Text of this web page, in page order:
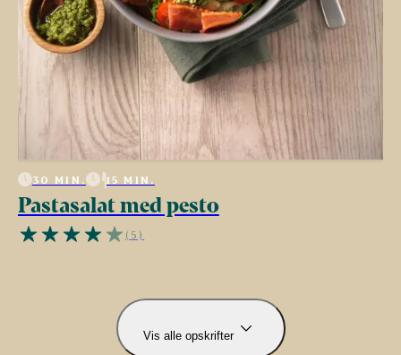
30 MIN. 15 MIN.
Pastasalat med pesto
(5)
Vis alle opskrifter